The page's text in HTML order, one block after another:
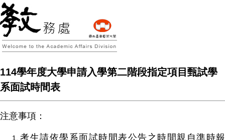
114學年度大學申請入學第二階段指定項目甄試學
系面試時間表
注意事項：
考生請依學系面試時間表公告之時間親自準時報